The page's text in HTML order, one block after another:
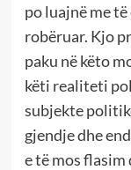
po luajnë me
robëruar. Kjo
paku në këto
këti realiteti
subjekte
gjendje dhe
e të mos